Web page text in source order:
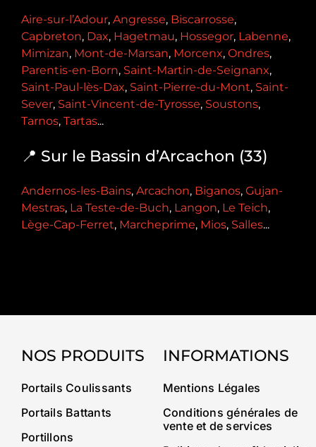
Aire-sur-l’Adour, Angresse, Biscarrosse,
Capbreton, Dax, Hagetmau, Hossegor, Labenne,
Mimizan, Mont-de-Marsan, Morcenx, Ondres,
Parentis-en-Born, Saint-Martin-de-Seignanx,
Saint-Paul-lès-Dax, Saint-Pierre-du-Mont, Saint-
Sever, Saint-Vincent-de-Tyrosse, Soustons,
Tarnos, Tartas...
📍 Sur le Bassin d’Arcachon (33)
Andernos-les-Bains, Arcachon, Biganos, Gujan-
Mestras, La Teste-de-Buch, Langon, Le Teich,
Lège-Cap-Ferret, Marcheprime, Mios, Salles...
NOS PRODUITS
Portails Coulissants
Portails Battants
Portillons
INFORMATIONS
Mentions Légales
Conditions générales de
vente et de services